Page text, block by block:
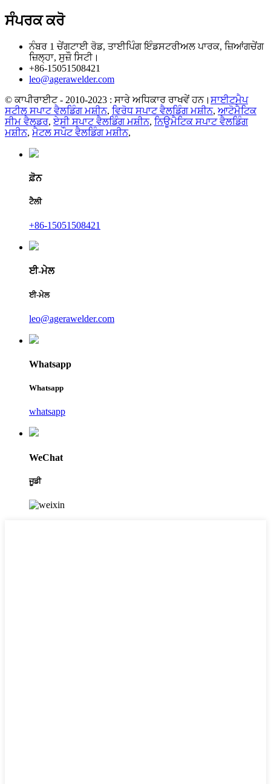
ਸੰਪਰਕ ਕਰੋ
ਨੰਬਰ 1 ਚੇਂਗਟਾਈ ਰੋਡ, ਤਾਈਪਿੰਗ ਇੰਡਸਟਰੀਅਲ ਪਾਰਕ, ​​ਜ਼ਿਆਂਗਚੇਂਗ
ਜ਼ਿਲ੍ਹਾ, ਸੁਜ਼ੌ ਸਿਟੀ।
+86-15051508421
leo@agerawelder.com
© ਕਾਪੀਰਾਈਟ - 2010-2023 : ਸਾਰੇ ਅਧਿਕਾਰ ਰਾਖਵੇਂ ਹਨ। ਸਾਈਟਮੈਪ
ਸਟੀਲ ਸਪਾਟ ਵੈਲਡਿੰਗ ਮਸ਼ੀਨ, ਵਿਰੋਧ ਸਪਾਟ ਵੈਲਡਿੰਗ ਮਸ਼ੀਨ, ਆਟੋਮੈਟਿਕ
ਸੀਮ ਵੈਲਡਰ,ਏਸੀ ਸਪਾਟ ਵੈਲਡਿੰਗ ਮਸ਼ੀਨ, ਨਿਊਮੈਟਿਕ ਸਪਾਟ ਵੈਲਡਿੰਗ
ਮਸ਼ੀਨ, ਮੈਟਲ ਸਪੌਟ ਵੈਲਡਿੰਗ ਮਸ਼ੀਨ,
ਫ਼ੋਨ
ਟੈਲੀ
+86-15051508421
ਈ-ਮੇਲ
ਈ-ਮੇਲ
leo@agerawelder.com
Whatsapp
Whatsapp
whatsapp
WeChat
ਜੂਡੀ